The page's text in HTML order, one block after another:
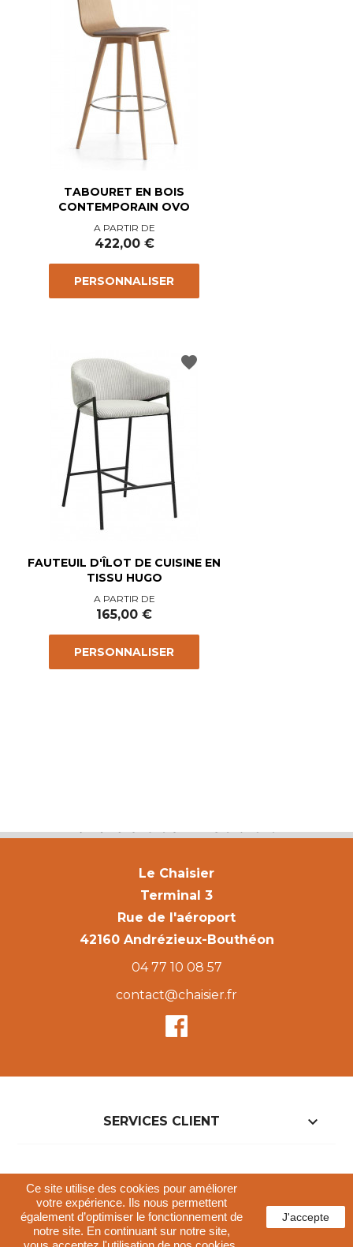
TABOURET EN BOIS
CONTEMPORAIN OVO
Prix
A PARTIR DE
422,00 €
PERSONNALISER
FAUTEUIL D'ÎLOT DE CUISINE EN
TISSU HUGO
Prix
A PARTIR DE
165,00 €
PERSONNALISER
favorite
Le Chaisier
Terminal 3
Rue de l'aéroport
42160 Andrézieux-Bouthéon
04 77 10 08 57
contact@chaisier.fr
SERVICES CLIENT 
NOTRE BOUTIQUE
Ce site utilise des cookies pour améliorer
votre expérience. Ils nous permettent
également d’optimiser le fonctionnement de
notre site. En continuant sur notre site,
J'accepte
Conditions générales de vente